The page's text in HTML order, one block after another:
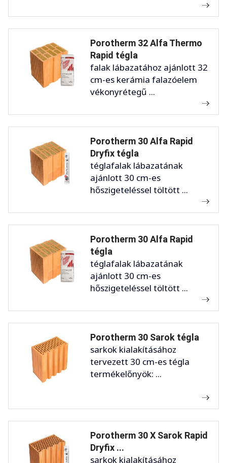
Porotherm 32 Alfa Thermo
Rapid tégla
falak lábazatához ajánlott 32
cm-es kerámia falazóelem
vékonyrétegű ...
Porotherm 30 Alfa Rapid
Dryfix tégla
téglafalak lábazatának
ajánlott 30 cm-es
hőszigeteléssel töltött ...
Porotherm 30 Alfa Rapid
tégla
téglafalak lábazatának
ajánlott 30 cm-es
hőszigeteléssel töltött ...
Porotherm 30 Sarok tégla
sarkok kialakításához
tervezett 30 cm-es tégla
termékelőnyök: ...
Porotherm 30 X Sarok Rapid
Dryfix ...
sarkok kialakításához